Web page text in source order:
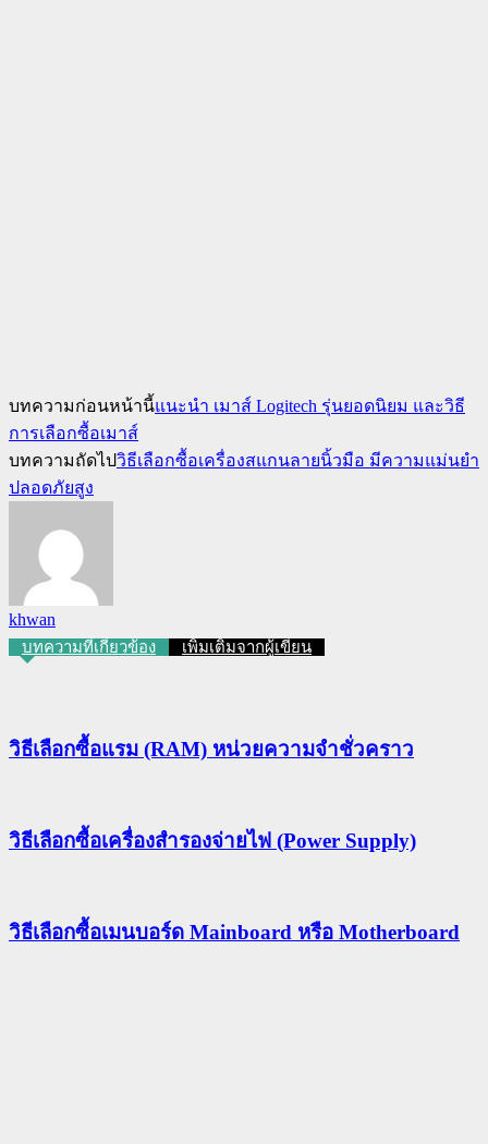
บทความก่อนหน้านี้แนะนำ เมาส์ Logitech รุ่นยอดนิยม และวิธี
การเลือกซื้อเมาส์
บทความถัดไปวิธีเลือกซื้อเครื่องสแกนลายนิ้วมือ มีความแม่นยำ
ปลอดภัยสูง
khwan
บทความที่เกี่ยวข้อง เพิ่มเติมจากผู้เขียน
วิธีเลือกซื้อแรม (RAM) หน่วยความจำชั่วคราว
วิธีเลือกซื้อเครื่องสำรองจ่ายไฟ (Power Supply)
วิธีเลือกซื้อเมนบอร์ด Mainboard หรือ Motherboard